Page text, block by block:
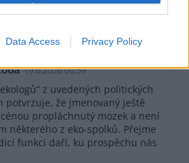
Data Access Privacy Policy
ty rozdíly nechápete.
19.6.2026 06:59
z uvedených politických
potvrzuje, že jmenovaný ještě
propláchnutý mozek a není
některého z eko-spolků. Přejme
funkci daří, ku prospěchu nás